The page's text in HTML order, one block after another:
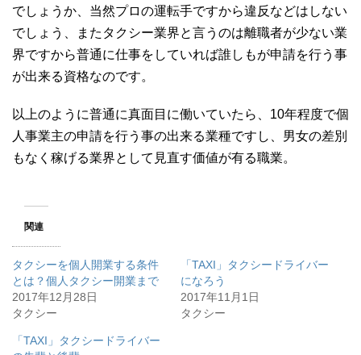
でしょうか、当然プロの運転手ですから違反などはしない
でしょう、またタクシー業界と言うのは離職者が少ない業
界ですから普通に仕事をしていれば誰しもが申請を行う事
が出来る資格なのです。
以上のように普通に真面目に働いていたら、10年程度で個
人事業主の申請を行う事の出来る業種ですし、男女の差別
もなく稼げる業界として見直す価値が有る職業。
関連
タクシーを個人開業する条件
とは？個人タクシー開業まで
2017年12月28日
タクシー
「TAXI」タクシードライバー
になろう
2017年11月1日
タクシー
「TAXI」タクシードライバー